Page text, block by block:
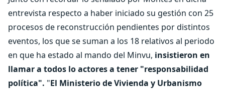
entrevista respecto a haber iniciado su gestión con 25
procesos de reconstrucción pendientes por distintos
eventos, los que se suman a los 18 relativos al periodo
en que ha estado al mando del Minvu, insistieron en
llamar a todos lo actores a tener "responsabilidad
política". "El Ministerio de Vivienda y Urbanismo